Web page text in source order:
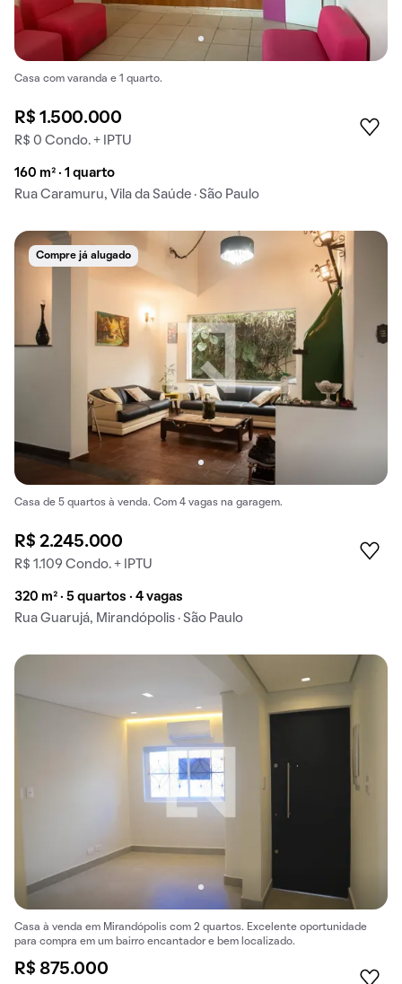
Casa com varanda e 1 quarto.
R$ 1.500.000
R$ 0 Condo. + IPTU
160 m² · 1 quarto
Rua Caramuru, Vila da Saúde · São Paulo
Compre já alugado
Casa de 5 quartos à venda. Com 4 vagas na garagem.
R$ 2.245.000
R$ 1.109 Condo. + IPTU
320 m² · 5 quartos · 4 vagas
Rua Guarujá, Mirandópolis · São Paulo
Casa à venda em Mirandópolis com 2 quartos. Excelente oportunidade
para compra em um bairro encantador e bem localizado.
R$ 875.000